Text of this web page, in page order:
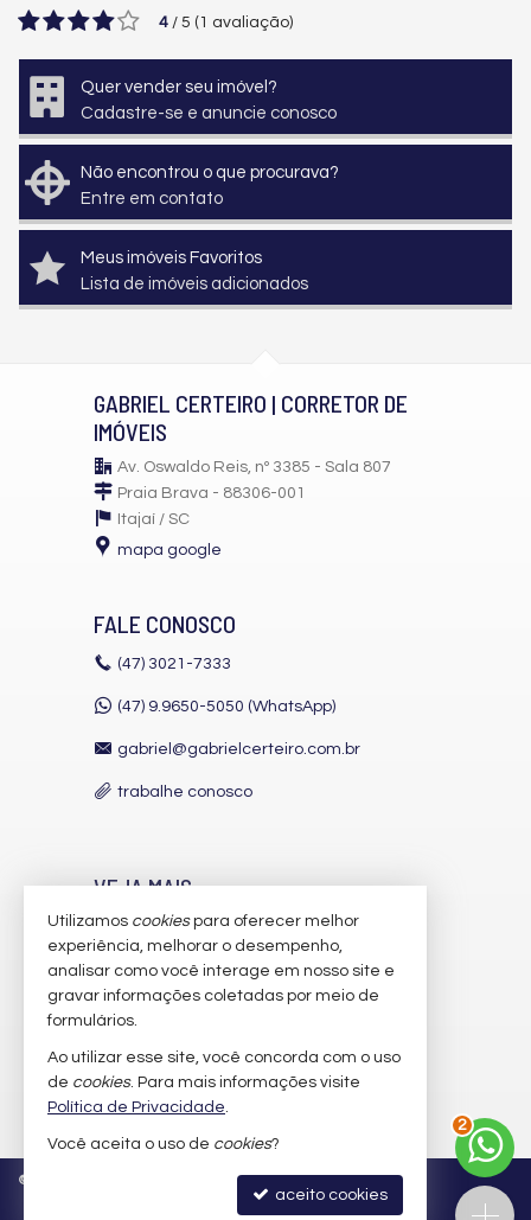
4 / 5 ( 1 avaliação)
Quer vender seu imóvel?
Cadastre-se e anuncie conosco
Não encontrou o que procurava?
Entre em contato
Meus imóveis Favoritos
Lista de imóveis adicionados
GABRIEL CERTEIRO | CORRETOR DE
IMÓVEIS
Av. Oswaldo Reis, nº 3385 - Sala 807
Praia Brava - 88306-001
Itajaí / SC
mapa google
FALE CONOSCO
(47) 3021-7333
(47) 9.9650-5050 (WhatsApp)
gabriel@gabrielcerteiro.com.br
trabalhe conosco
VEJA MAIS
receba nosso newsletter
indicadores financeiros
imóveis favoritos
mapa de imóveis
© Política de Privacidade
Utilizamos cookiespara oferecer melhor
experiência, melhorar o desempenho,
analisar como você interage em nosso site e
gravar informações coletadas por meio de
formulários.
Ao utilizar esse site, você concorda com o uso
de cookies. Para mais informações visite
Política de Privacidade.
Você aceita o uso de cookies?
aceito cookies